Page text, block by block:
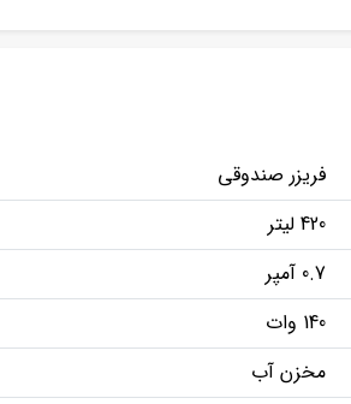
فریزر صندوقی
420 لیتر
0.7 آمپر
140 وات
مخزن آب